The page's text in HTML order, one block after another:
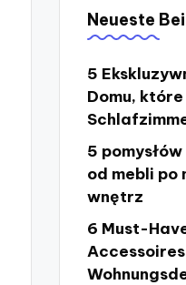
Neueste
5
Domu,
5
od mebli
wnętrz
6 Must-